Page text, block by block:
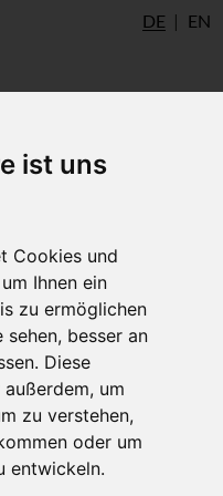
ist uns
Cookies und
Ihnen ein
zu ermöglichen
sehen, besser an
Diese
um
zu verstehen,
oder um
entwickeln.
DE EN